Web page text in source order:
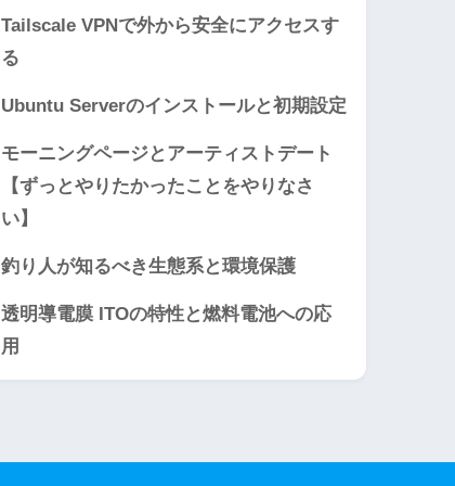
Tailscale VPNで外から安全にアクセスす
る
Ubuntu Serverのインストールと初期設定
モーニングページとアーティストデート
【ずっとやりたかったことをやりなさ
い】
釣り人が知るべき生態系と環境保護
透明導電膜 ITOの特性と燃料電池への応
用